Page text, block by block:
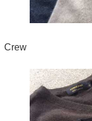
Crew